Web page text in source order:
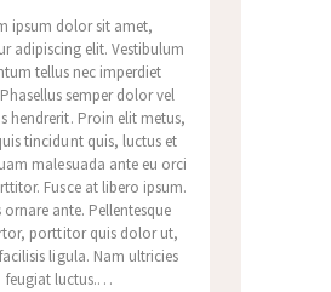
ipsum dolor sit amet,
adipiscing elit. Vestibulum
tellus nec imperdiet
semper dolor vel
hendrerit. Proin elit metus,
tincidunt quis, luctus et
malesuada ante eu orci
Fusce at libero ipsum.
ornare ante. Pellentesque
porttitor quis dolor ut,
ligula. Nam ultricies
feugiat luctus.…